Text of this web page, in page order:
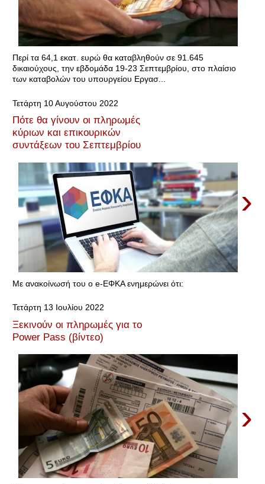
Περί τα 64,1 εκατ. ευρώ θα καταβληθούν σε 91.645
δικαιούχους, την εβδομάδα 19-23 Σεπτεμβρίου, στο πλαίσιο
των καταβολών του υπουργείου Εργασ...
Τετάρτη 10 Αυγούστου 2022
Πότε θα γίνουν οι πληρωμές
κύριων και επικουρικών
συντάξεων του Σεπτεμβρίου
›
Με ανακοίνωσή του ο e-ΕΦΚΑ ενημερώνει ότι:
Τετάρτη 13 Ιουλίου 2022
Ξεκινούν οι πληρωμές για το
Power Pass (βίντεο)
›